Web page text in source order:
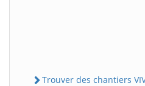
Trouver des chantiers